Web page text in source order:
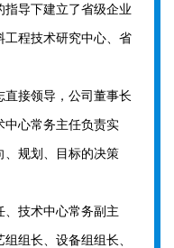
导下建立了省级企业
工程技术研究中心、省
接领导，公司董事长
中心常务主任负责实
、规划、目标的决策
技术中心常务副主
组长、设备组组长、